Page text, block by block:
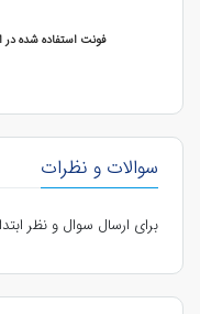
فونت استفاده شده
سوالات و نظرات
برای ارسال سوال و نظر ابتدا